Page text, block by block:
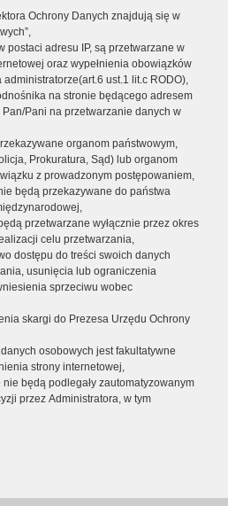
Ochrony Danych znajdują się w
postaci adresu IP, są przetwarzane w
oraz wypełnienia obowiązków
ust.1 lit.c RODO),
na stronie będącego adresem
Pani na przetwarzanie danych w
organom państwowym,
Prokuratura, Sąd) lub organom
z prowadzonym postępowaniem,
będą przekazywane do państwa
przetwarzane wyłącznie przez okres
celu przetwarzania,
dostępu do treści swoich danych
usunięcia lub ograniczenia
sprzeciwu wobec
skargi do Prezesa Urzędu Ochrony
osobowych jest fakultatywne
strony internetowej,
będą podlegały zautomatyzowanym
przez Administratora, w tym